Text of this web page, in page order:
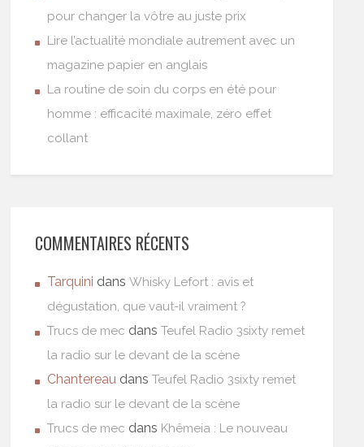
pour changer la vôtre au juste prix
Lire l’actualité mondiale autrement avec un
magazine papier en anglais
La routine de soin du corps en été pour
homme : efficacité maximale, zéro effet
collant
COMMENTAIRES RÉCENTS
Tarquini dansWhisky Lefort : avis et
dégustation, que vaut-il vraiment ?
Trucs de mec dansTeufel Radio 3sixty remet
la radio sur le devant de la scène
Chantereau dansTeufel Radio 3sixty remet
la radio sur le devant de la scène
Trucs de mec dans Khêmeia : Le nouveau